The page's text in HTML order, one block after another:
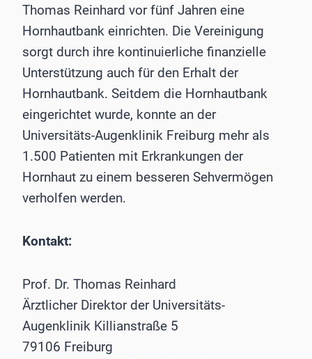
Thomas Reinhard vor fünf Jahren eine
Hornhautbank einrichten. Die Vereinigung
sorgt durch ihre kontinuierliche finanzielle
Unterstützung auch für den Erhalt der
Hornhautbank. Seitdem die Hornhautbank
eingerichtet wurde, konnte an der
Universitäts-Augenklinik Freiburg mehr als
1.500 Patienten mit Erkrankungen der
Hornhaut zu einem besseren Sehvermögen
verholfen werden.
Kontakt:
Prof. Dr. Thomas Reinhard
Ärztlicher Direktor der Universitäts-
Augenklinik Killianstraße 5
79106 Freiburg